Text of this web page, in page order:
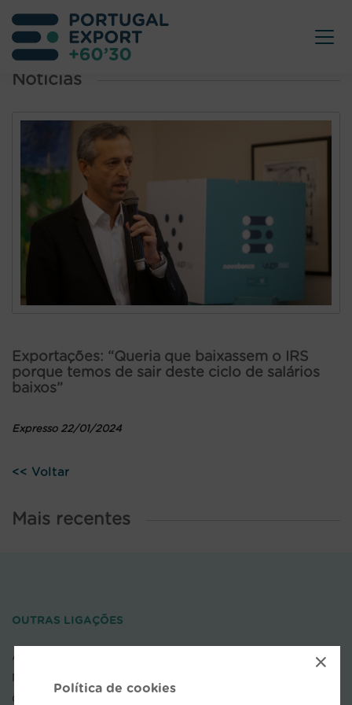
Noticias
Exportações: “Queria que baixassem o IRS
porque temos de sair deste ciclo de salários
baixos”
Expresso 22/01/2024
<< Voltar
Mais recentes
OUTRAS LIGAÇÕES
AEP
NOVOBANCO
COFACE
×
Política de cookies